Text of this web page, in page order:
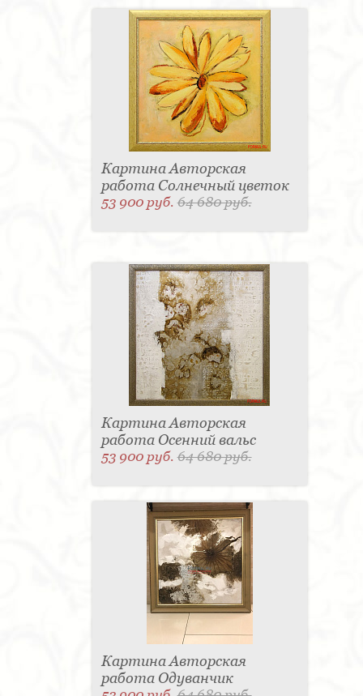
Картина Авторская
работа Солнечный цветок
53 900 руб.64 680 руб.
Картина Авторская
работа Осенний вальс
53 900 руб.64 680 руб.
Картина Авторская
работа Одуванчик